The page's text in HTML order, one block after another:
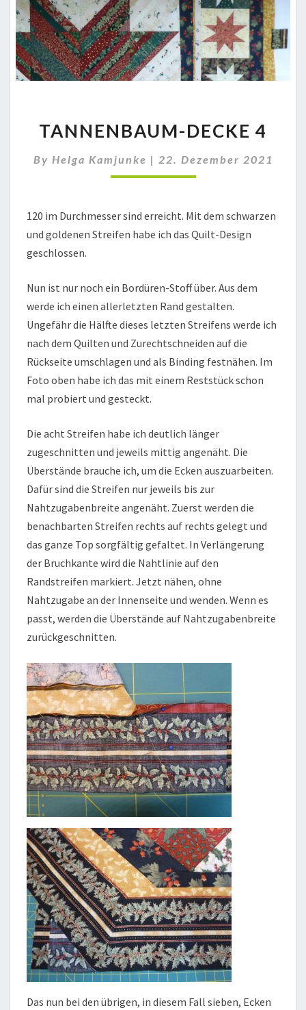
DECKE
TANNENBAUM-DECKE 4
By Helga Kamjunke | 22. Dezember 2021
120 im Durchmesser sind erreicht. Mit dem schwarzen
und goldenen Streifen habe ich das Quilt-Design
geschlossen.
Nun ist nur noch ein Bordüren-Stoff über. Aus dem
werde ich einen allerletzten Rand gestalten.
Ungefähr die Hälfte dieses letzten Streifens werde ich
nach dem Quilten und Zurechtschneiden auf die
Rückseite umschlagen und als Binding festnähen. Im
Foto oben habe ich das mit einem Reststück schon
mal probiert und gesteckt.
Die acht Streifen habe ich deutlich länger
zugeschnitten und jeweils mittig angenäht. Die
Überstände brauche ich, um die Ecken auszuarbeiten.
Dafür sind die Streifen nur jeweils bis zur
Nahtzugabenbreite angenäht. Zuerst werden die
benachbarten Streifen rechts auf rechts gelegt und
das ganze Top sorgfältig gefaltet. In Verlängerung
der Bruchkante wird die Nahtlinie auf den
Randstreifen markiert. Jetzt nähen, ohne
Nahtzugabe an der Innenseite und wenden. Wenn es
passt, werden die Überstände auf Nahtzugabenbreite
zurückgeschnitten.
Das nun bei den übrigen, in diesem Fall sieben, Ecken